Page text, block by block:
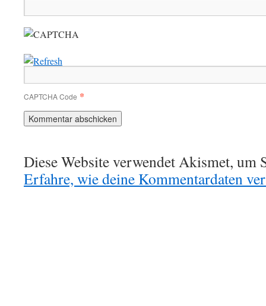
CAPTCHA Code *
Diese Website verwendet Akismet, um
Erfahre, wie deine Kommentardaten